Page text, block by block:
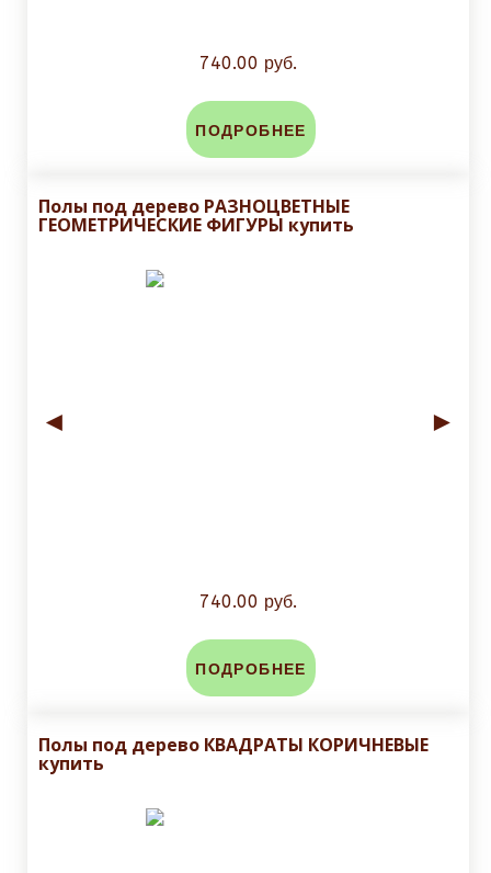
740.00 руб.
ПОДРОБНЕЕ
Полы под дерево РАЗНОЦВЕТНЫЕ
ГЕОМЕТРИЧЕСКИЕ ФИГУРЫ купить
◄ ►
740.00 руб.
ПОДРОБНЕЕ
Полы под дерево КВАДРАТЫ КОРИЧНЕВЫЕ
купить